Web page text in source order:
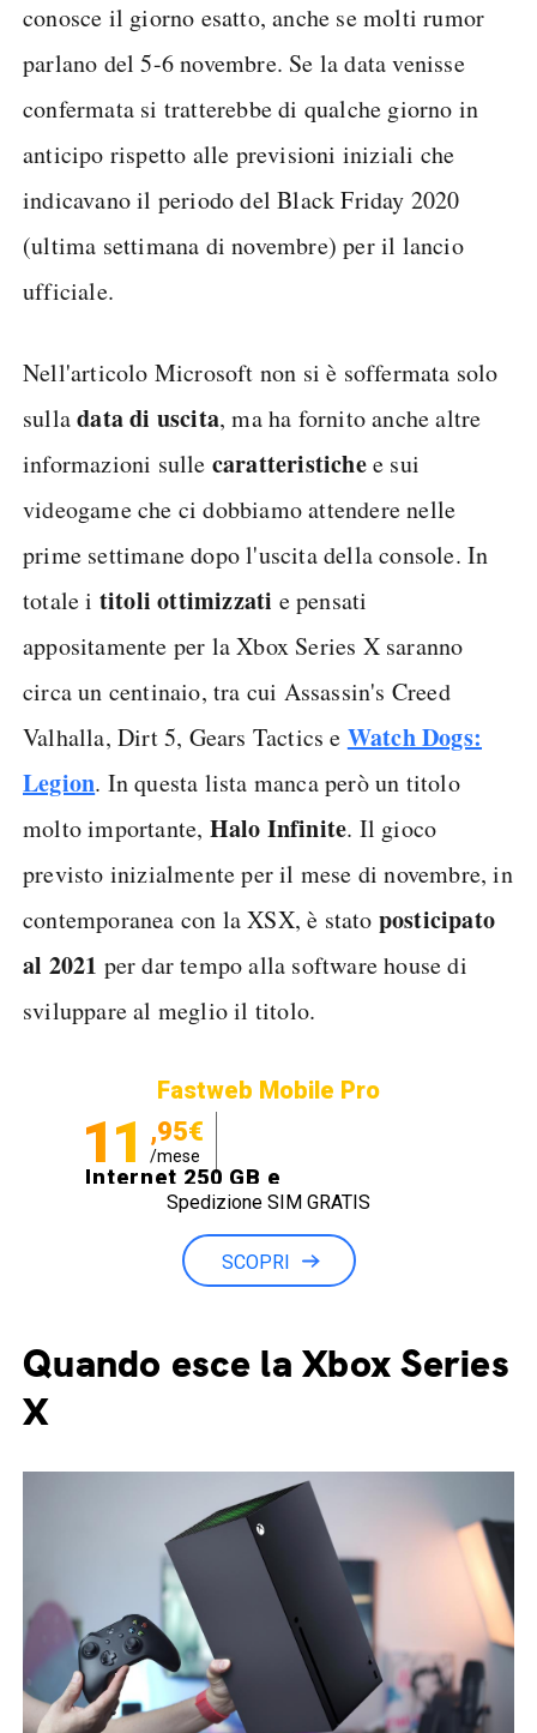
conosce il giorno esatto, anche se molti rumor
parlano del 5-6 novembre. Se la data venisse
confermata si tratterebbe di qualche giorno in
anticipo rispetto alle previsioni iniziali che
indicavano il periodo del Black Friday 2020
(ultima settimana di novembre) per il lancio
ufficiale.
Nell'articolo Microsoft non si è soffermata solo
sulladata di uscita, ma ha fornito anche altre
informazioni sulle caratteristichee sui
videogame che ci dobbiamo attendere nelle
prime settimane dopo l'uscita della console. In
totale i titoli ottimizzati e pensati
appositamente per la Xbox Series X saranno
circa un centinaio, tra cui Assassin's Creed
Valhalla, Dirt 5, Gears Tactics e Watch Dogs:
Legion. In questa lista manca però un titolo
molto importante, Halo Infinite. Il gioco
previsto inizialmente per il mese di novembre, in
contemporanea con la XSX, è stato posticipato
al 2021 per dar tempo alla software house di
sviluppare al meglio il titolo.
Fastweb Mobile Pro
11 ,95€
/mese
Internet 250 GB e
Minuti illimitati
Spedizione SIM GRATIS
SCOPRI
Quando esce la Xbox Series
X